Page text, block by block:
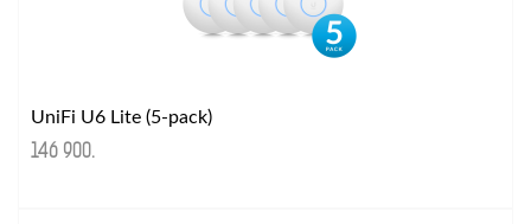
UniFi U6 Lite (5-pack)
146 900.